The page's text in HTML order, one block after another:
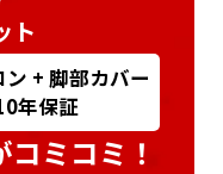
ト
+ 脚部カバー
年保証
ミコミ！